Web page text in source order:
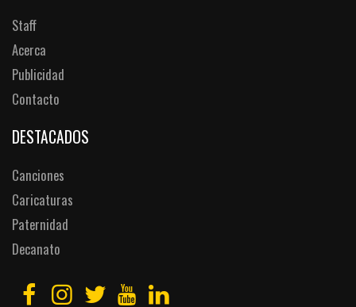
Staff
Acerca
Publicidad
Contacto
DESTACADOS
Canciones
Caricaturas
Paternidad
Decanato